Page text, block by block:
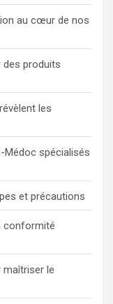
au cœur de nos
des produits
les
Médoc spécialisés
et précautions
conformité
maîtriser le